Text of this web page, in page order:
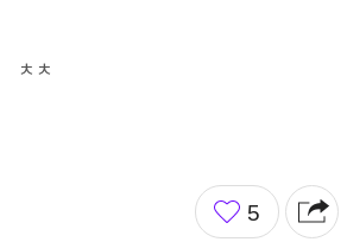
ㅊㅊ
좋
아
5